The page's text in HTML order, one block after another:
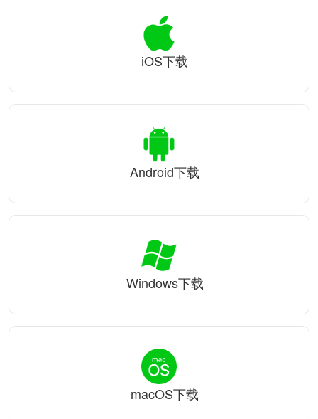
iOS下载
Android下载
Windows下载
macOS下载